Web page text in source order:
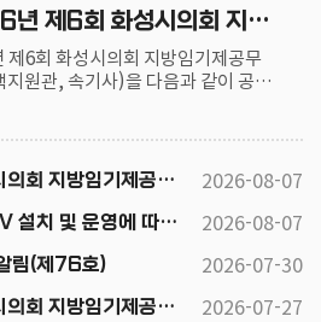
2026년 제6회 화성시의회 지방임기제공무원(정책지원관, 속기사) 채용공고
제6회 화성시의회 지방임기제공무
원관, 속기사)을 다음과 같이 공고
2026년 제6회 화성시의회 지방임기제공무원(정책지원관, 속기사) 채용공고 2026-08-07
화성시의회 청사 CCTV 설치 및 운영에 따른 행정예고 2026-08-07
림(제76호) 2026-07-30
2026년 제5회 화성시의회 지방임기제공무원 채용시험 최종 합격자 공고 2026-07-27